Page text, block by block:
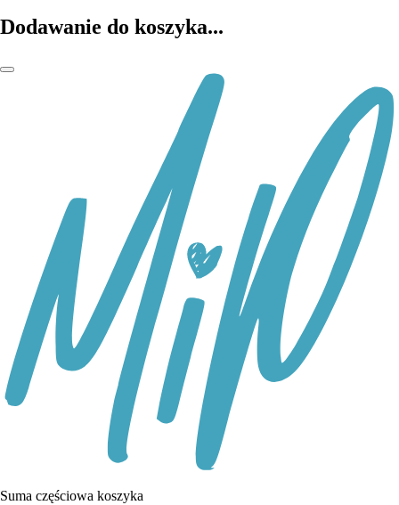
Dodawanie do koszyka...
Suma częściowa koszyka